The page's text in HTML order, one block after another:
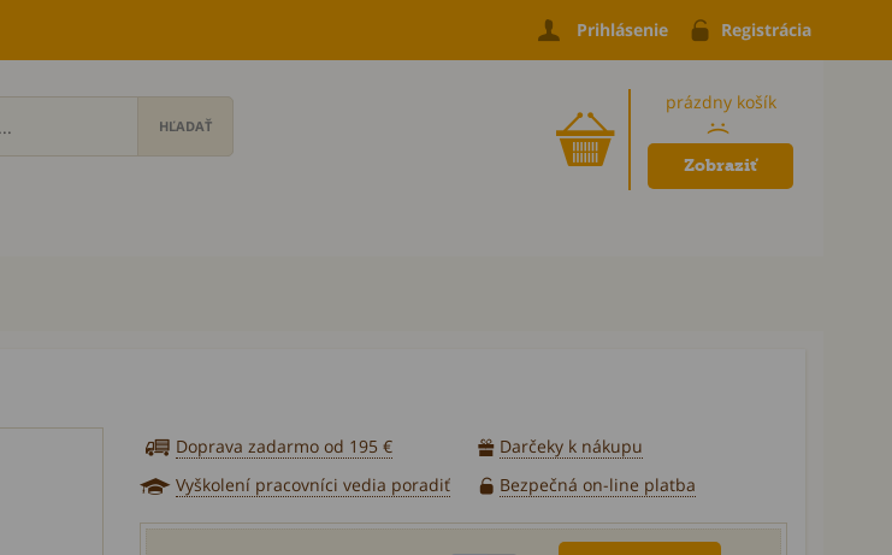
Prihlásenie Registrácia
prázdny košík
:(
Zobraziť
Doprava zadarmo od 195 €
Darčeky k nákupu
Vyškolení pracovníci vedia poradiť
Bezpečná on-line platba